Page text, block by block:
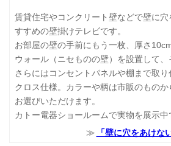
賃貸住宅やコンクリート壁などで壁に
すすめの壁掛けテレビです。
お部屋の壁の手前にもう一枚、厚さ
ウォール（ニセものの壁）を設置して、
さらにはコンセントパネルや棚まで取
クロス仕様。カラーや柄は市販のもの
お選びいただけます。
カトー電器ショールームで実物を展示中
「壁に穴をあけな